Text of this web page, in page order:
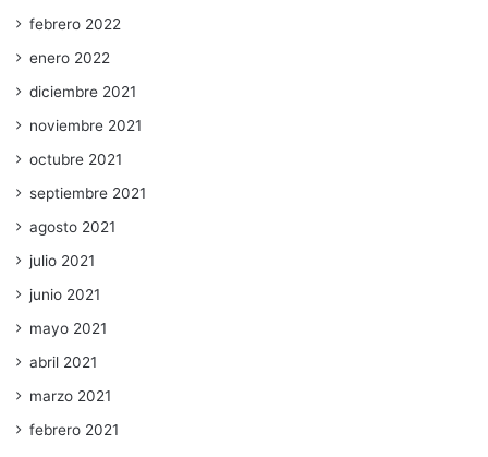
febrero 2022
enero 2022
diciembre 2021
noviembre 2021
octubre 2021
septiembre 2021
agosto 2021
julio 2021
junio 2021
mayo 2021
abril 2021
marzo 2021
febrero 2021